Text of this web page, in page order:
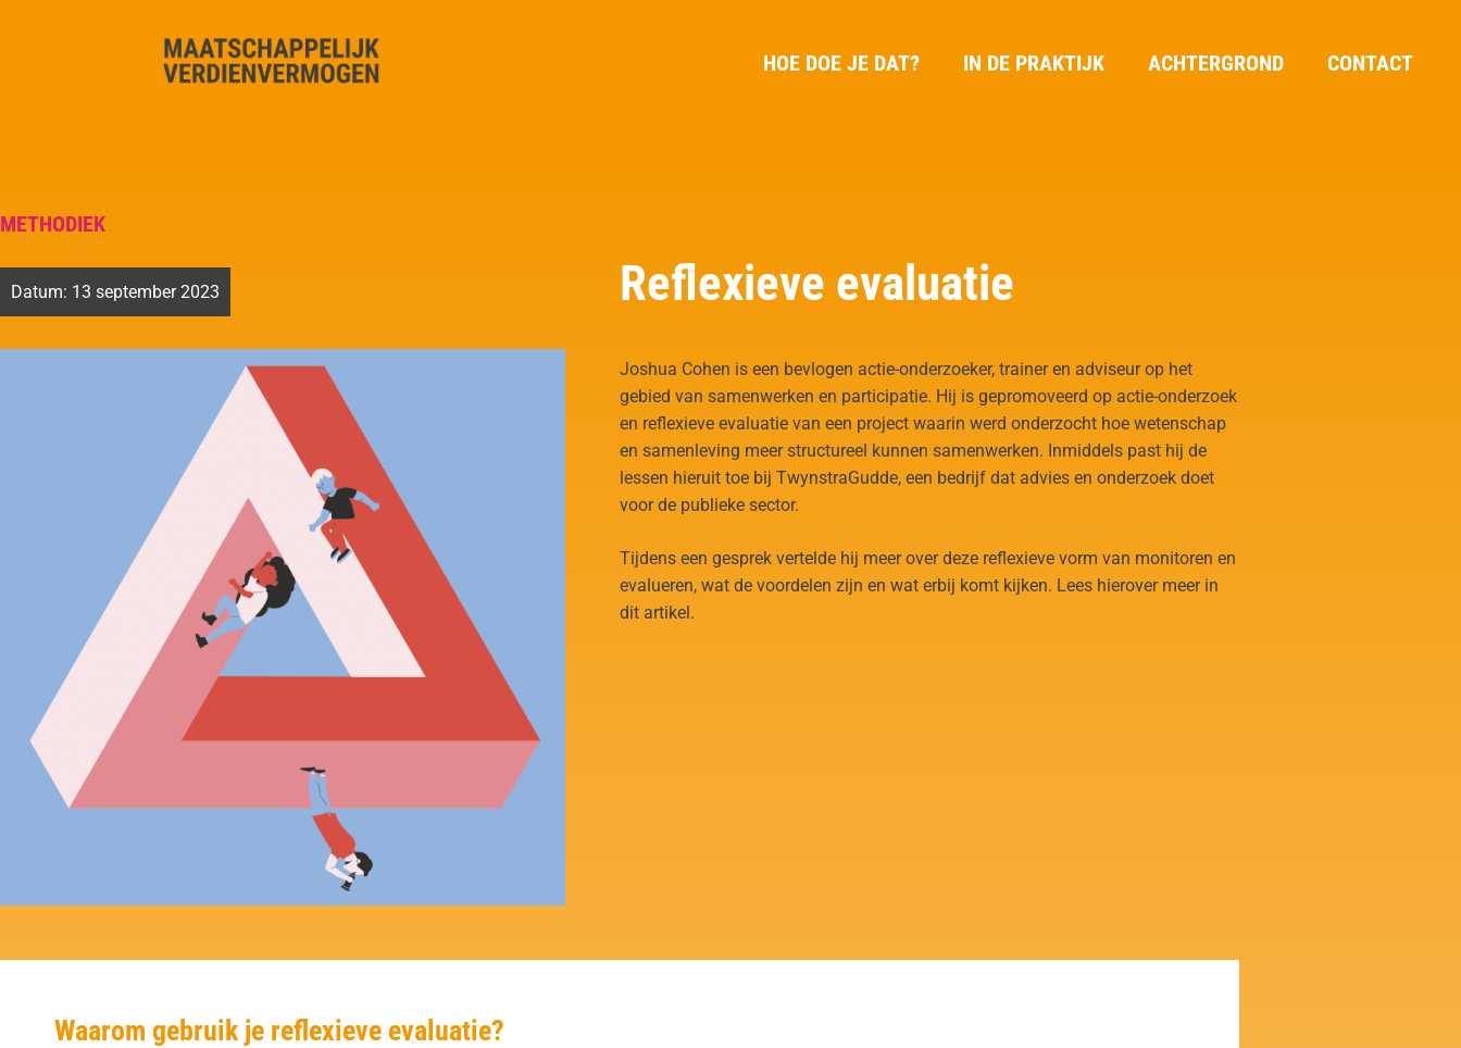
HOE DOE JE DAT? IN DE PRAKTIJK ACHTERGROND CONTACT
METHODIEK
Datum: 13 september 2023 Reflexieve evaluatie
Joshua Cohen is een bevlogen actie-onderzoeker, trainer en adviseur op het
gebied van samenwerken en participatie. Hij is gepromoveerd op actie-onderzoek
en reflexieve evaluatie van een project waarin werd onderzocht hoe wetenschap
en samenleving meer structureel kunnen samenwerken. Inmiddels past hij de
lessen hieruit toe bij TwynstraGudde, een bedrijf dat advies en onderzoek doet
voor de publieke sector.
Tijdens een gesprek vertelde hij meer over deze reflexieve vorm van monitoren en
evalueren, wat de voordelen zijn en wat erbij komt kijken. Lees hierover meer in
dit artikel.
Waarom gebruik je reflexieve evaluatie?